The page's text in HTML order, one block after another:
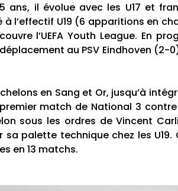
ans, il évolue avec les U17 et
l’effectif U19 (6 apparitions en
l’UEFA Youth League. En
au PSV Eindhoven (2-
en Sang et Or, jusqu’à
match de National 3
sous les ordres de Vincent
palette technique chez les U19.
en 13 matchs.